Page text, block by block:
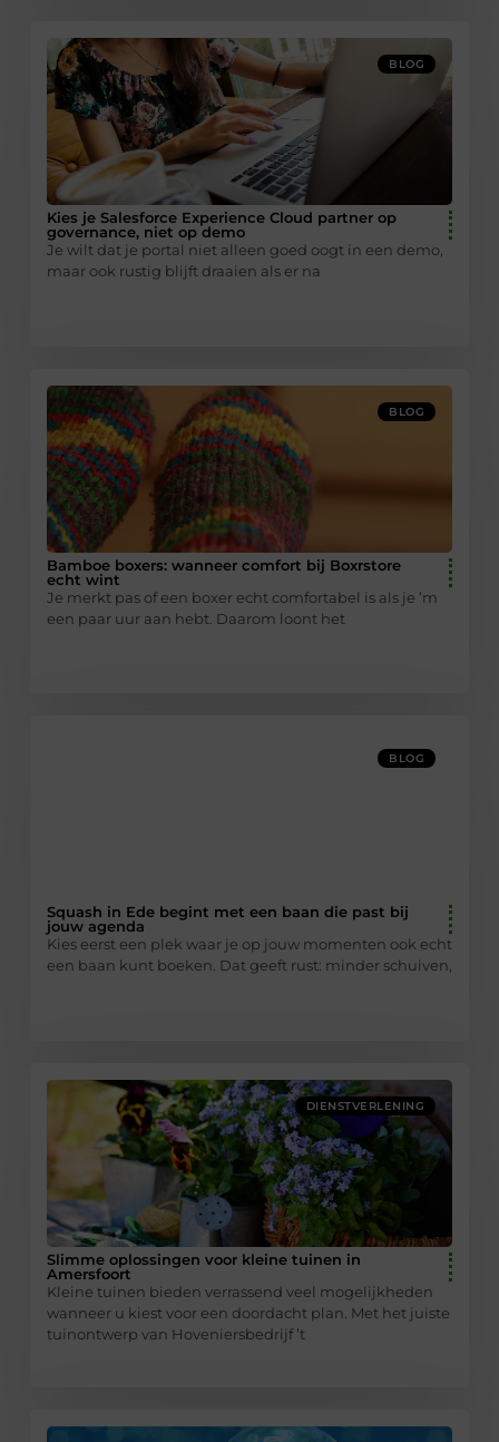
BLOG
Kies je Salesforce Experience Cloud partner op
governance, niet op demo
Je wilt dat je portal niet alleen goed oogt in een demo,
maar ook rustig blijft draaien als er na
BLOG
Bamboe boxers: wanneer comfort bij Boxrstore
echt wint
Je merkt pas of een boxer echt comfortabel is als je ’m
een paar uur aan hebt. Daarom loont het
BLOG
Squash in Ede begint met een baan die past bij
jouw agenda
Kies eerst een plek waar je op jouw momenten ook echt
een baan kunt boeken. Dat geeft rust: minder schuiven,
DIENSTVERLENING
Slimme oplossingen voor kleine tuinen in
Amersfoort
Kleine tuinen bieden verrassend veel mogelijkheden
wanneer u kiest voor een doordacht plan. Met het juiste
tuinontwerp van Hoveniersbedrijf ’t